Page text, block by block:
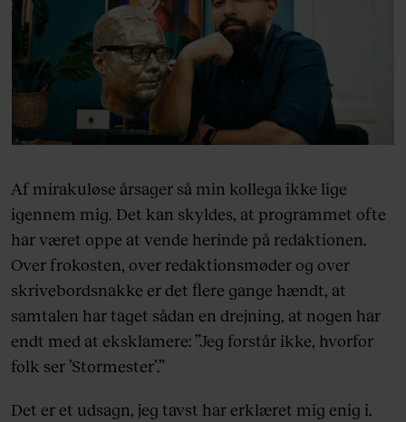
Af mirakuløse årsager så min kollega ikke lige
igennem mig. Det kan skyldes, at programmet ofte
har været oppe at vende herinde på redaktionen.
Over frokosten, over redaktionsmøder og over
skrivebordsnakke er det flere gange hændt, at
samtalen har taget sådan en drejning, at nogen har
endt med at eksklamere: ”Jeg forstår ikke, hvorfor
folk ser ’Stormester’.”
Det er et udsagn, jeg tavst har erklæret mig enig i.